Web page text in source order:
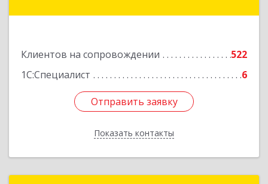
Клиентов на сопровождении
522
1С:Специалист
6
Отправить заявку
Показать контакты
Отправить заявку
Назад